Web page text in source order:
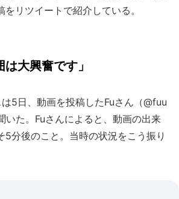
リツイートで紹介している。
は大興奮です」
5日、動画を投稿したFuさん（@fuu
いた。Fuさんによると、動画の出来
5分後のこと。当時の状況をこう振り